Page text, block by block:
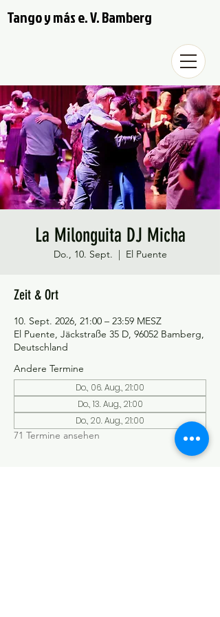
Tango y más e. V. Bamberg
La Milonguita DJ Micha
Do., 10. Sept.
  |
El Puente
Zeit & Ort
10. Sept. 2026, 21:00 – 23:59 MESZ
El Puente, Jäckstraße 35 D, 96052 Bamberg,
Deutschland
Andere Termine
Do., 06. Aug., 21:00
Do., 13. Aug., 21:00
Do., 20. Aug., 21:00
71 Termine ansehen